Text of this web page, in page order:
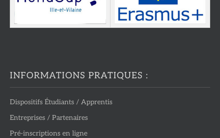
INFORMATIONS PRATIQUES :
Dispositifs Étudiants / Apprentis
Entreprises / Partenaires
Pré-inscriptions en ligne